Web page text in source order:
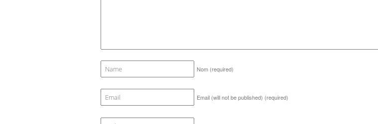
Nom (required)
Email (will not be published) (required)